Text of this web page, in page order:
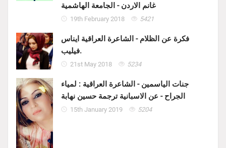
غانم الاردن - الجامعة الهاشمية
19th February 2018 5421
فكرة عن الظلام - الشاعرة العراقية ايناس
فيليب.
21st May 2018 5234
جنات الياسمين - الشاعرة العراقية : لمياء
الجراح - عن الاسبانية ترجمة حسين نهابة
15th January 2019 5204